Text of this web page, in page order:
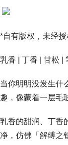
*自有版权，未经
乳香 | 丁香 | 甘松
当你明明没发生什
趣，像蒙着一层毛
乳香的甜润、丁香
净，仿佛「解缚之